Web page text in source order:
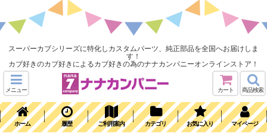
スーパーカブシリーズに特化しカスタムパーツ、純正部品を全国へお届けしま
す！
カブ好きのカブ好きによるカブ好きの為のナナカンパニーオンラインストア！
メニュー カート 商品検索
ホーム 履歴 ご利用案内 カテゴリ お気に入り マイページ